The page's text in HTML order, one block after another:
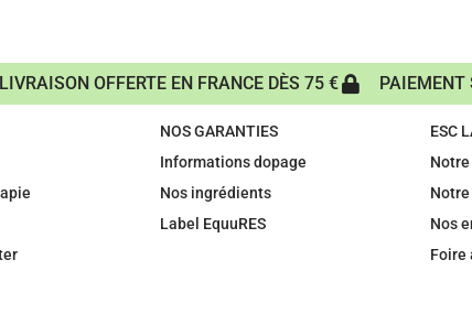
LIVRAISON OFFERTE EN FRANCE DÈS 75 € PAIEMENT
NOS GARANTIES
Informations dopage
Nos ingrédients
Label EquuRES
ESC
Nos
Foire